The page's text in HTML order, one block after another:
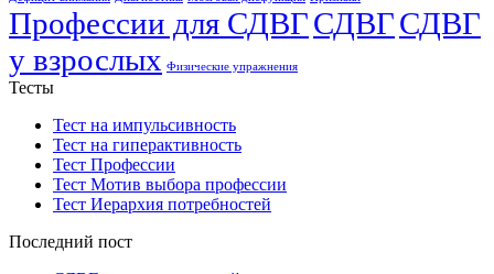
Профессии для СДВГСДВГСДВГ
у взрослых Физические упражнения
Тесты
Тест на импульсивность
Тест на гиперактивность
Тест Профессии
Тест Мотив выбора профессии
Тест Иерархия потребностей
Последний пост